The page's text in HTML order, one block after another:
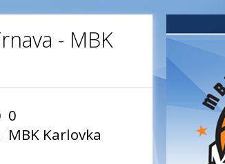
- MBK
0
MBK Karlovka